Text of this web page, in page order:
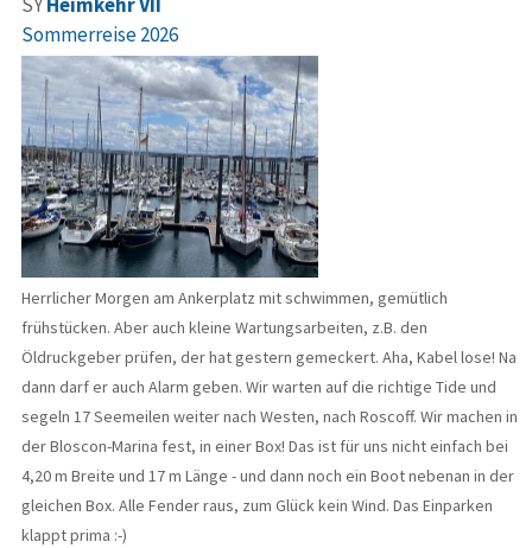
Sommerreise 2026
Herrlicher Morgen am Ankerplatz mit schwimmen, gemütlich
frühstücken. Aber auch kleine Wartungsarbeiten, z.B. den
Öldruckgeber prüfen, der hat gestern gemeckert. Aha, Kabel lose! Na
dann darf er auch Alarm geben. Wir warten auf die richtige Tide und
segeln 17 Seemeilen weiter nach Westen, nach Roscoff. Wir machen in
der Bloscon-Marina fest, in einer Box! Das ist für uns nicht einfach bei
4,20 m Breite und 17 m Länge - und dann noch ein Boot nebenan in der
gleichen Box. Alle Fender raus, zum Glück kein Wind. Das Einparken
klappt prima :-)